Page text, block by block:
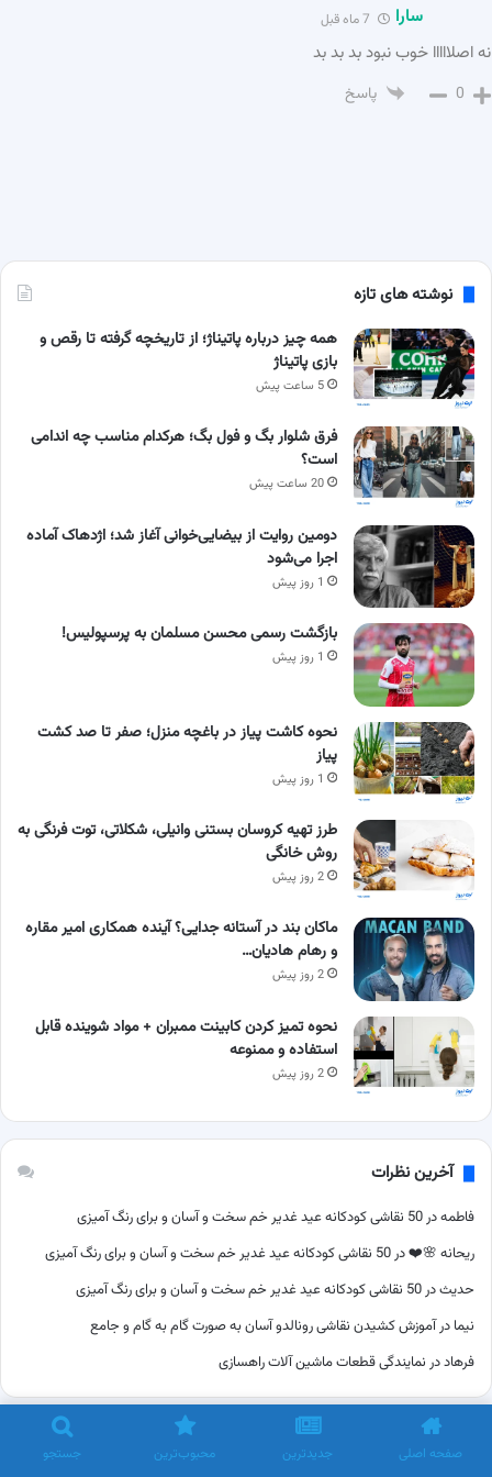
سارا
نه اصلااااا خوب نبود بد بد بد
0 پاسخ
نوشته های تازه
همه چیز درباره پاتیناژ؛ از تاریخچه گرفته تا رقص و
بازی پاتیناژ
5 ساعت پیش
فرق شلوار بگ و فول بگ؛ هرکدام مناسب چه اندامی
است؟
20 ساعت پیش
دومین روایت از بیضایی‌خوانی آغاز شد؛ اژدهاک آماده
اجرا می‌شود
1 روز پیش
بازگشت رسمی محسن مسلمان به پرسپولیس!
1 روز پیش
نحوه کاشت پیاز در باغچه منزل؛ صفر تا صد کشت
پیاز
1 روز پیش
طرز تهیه کروسان بستنی وانیلی، شکلاتی، توت فرنگی به
روش خانگی
2 روز پیش
ماکان بند در آستانه جدایی؟ آینده همکاری امیر مقاره
و رهام هادیان…
2 روز پیش
نحوه تمیز کردن کابینت ممبران + مواد شوینده قابل
استفاده و ممنوعه
2 روز پیش
آخرین نظرات
فاطمهدر50 نقاشی کودکانه عید غدیر خم سخت و آسان و برای رنگ آمیزی
ریحانه 🌸❤️در50 نقاشی کودکانه عید غدیر خم سخت و آسان و برای رنگ آمیزی
حدیثدر50 نقاشی کودکانه عید غدیر خم سخت و آسان و برای رنگ آمیزی
نیما درآموزش کشیدن نقاشی رونالدو آسان به صورت گام به گام و جامع
فرهاددر نمایندگی قطعات ماشین آلات راهسازی
وب گردی
صفحه اصلی جدیدترین محبوب‌ترین جستجو